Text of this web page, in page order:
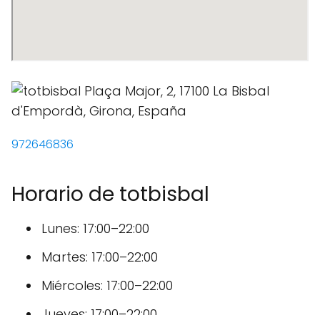
972646836
Horario de totbisbal
Lunes: 17:00–22:00
Martes: 17:00–22:00
Miércoles: 17:00–22:00